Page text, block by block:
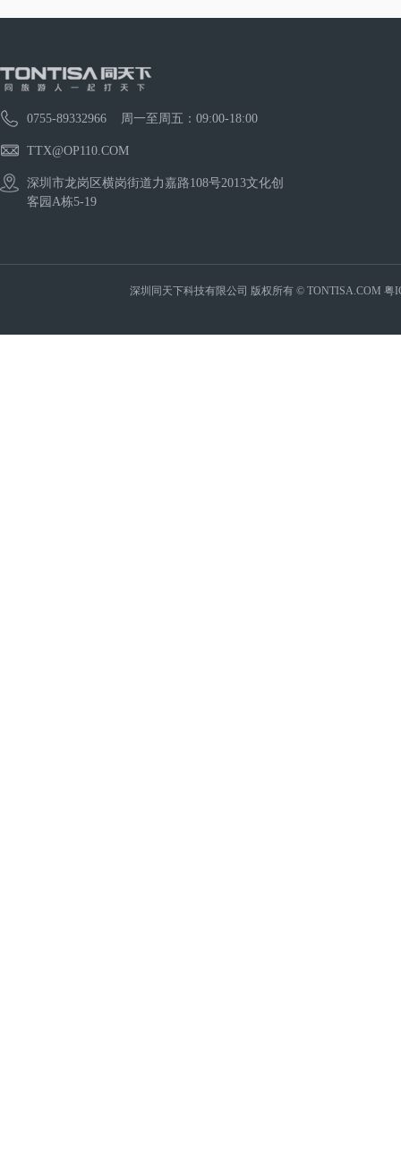
0755-89332966 周一至周五：09:00-18:00
TTX@OP110.COM
深圳市龙岗区横岗街道力嘉路108号2013文化创
客园A栋5-19
深圳同天下科技有限公司 版权所有 © TONTISA.COM 粤